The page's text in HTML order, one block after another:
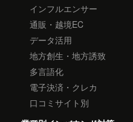
インフルエンサー
通販・越境EC
データ活用
地方創生・地方誘致
多言語化
電子決済・クレカ
口コミサイト別